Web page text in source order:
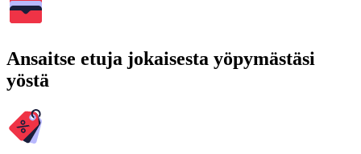
Ansaitse etuja jokaisesta yöpymästäsi
yöstä